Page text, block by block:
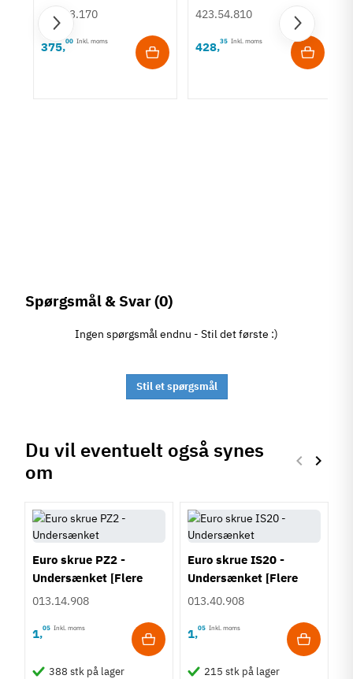
Tilstand
Ny
Blumotion
433.33.170
375,00 Inkl. moms
Blumotion - 30 kg
423.54.810
428,35 Inkl. moms
Spørgsmål & Svar(0)
Ingen spørgsmål endnu - Stil det første :)
Stil et spørgsmål
Du vil eventuelt også synes
om
Forrige
keyboard_arrow_left Næste
keyboard_arrow_right
Euro skrue PZ2 -
Undersænket [Flere
længder]
013.14.908
1,05 Inkl. moms
388 stk på lager
Euro skrue IS20 -
Undersænket [Flere
længder]
013.40.908
1,05 Inkl. moms
215 stk på lager